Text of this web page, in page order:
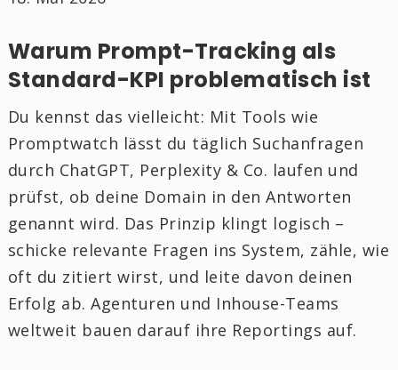
Warum Prompt-Tracking als
Standard-KPI problematisch ist
Du kennst das vielleicht: Mit Tools wie
Promptwatch lässt du täglich Suchanfragen
durch ChatGPT, Perplexity & Co. laufen und
prüfst, ob deine Domain in den Antworten
genannt wird. Das Prinzip klingt logisch –
schicke relevante Fragen ins System, zähle, wie
oft du zitiert wirst, und leite davon deinen
Erfolg ab. Agenturen und Inhouse-Teams
weltweit bauen darauf ihre Reportings auf.